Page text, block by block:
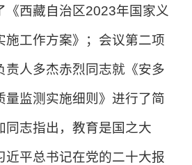
《西藏自治区2023年国家义
施工作方案》；会议第二项
责人多杰赤烈同志就《安多
量监测实施细则》进行了简
同志指出，教育是国之大
近平总书记在党的二十大报